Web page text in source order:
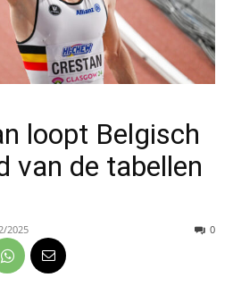
Foto: Erik van Leeuwen
loopt Belgisch
van de tabellen
2025 0